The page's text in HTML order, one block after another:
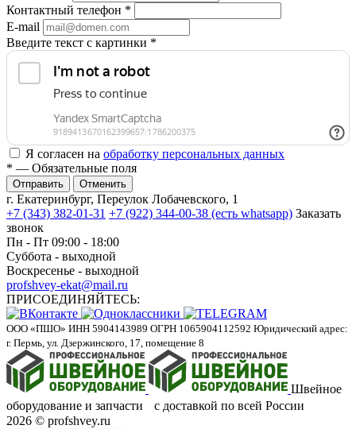
Контактный телефон *
E-mail
Введите текст с картинки *
Я согласен на обработку персональных данных
* — Обязательные поля
Отменить
г. Екатеринбург, Переулок Лобачевского, 1
+7 (343) 382-01-31 +7 (922) 344-00-38 (есть whatsapp) Заказать
звонок
Пн - Пт 09:00 - 18:00
Суббота - выходной
Воскресенье - выходной
profshvey-ekat@mail.ru
ПРИСОЕДИНЯЙТЕСЬ:
ООО «ПШО» ИНН 5904143989 ОГРН 1065904112592 Юридический адрес:
г. Пермь, ул. Дзержинского, 17, помещение 8
Швейное
оборудование и запчасти с доставкой по всей России
2026 © profshvey.ru